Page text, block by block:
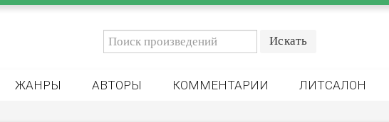
ЖАНРЫ АВТОРЫ КОММЕНТАРИИ ЛИТСАЛОН